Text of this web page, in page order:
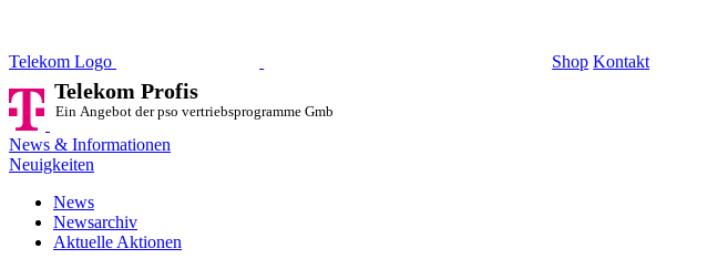
Telekom Logo Shop Kontakt
Telekom Profis
Ein Angebot der pso vertriebsprogramme GmbH
News & Informationen
Neuigkeiten
News
Newsarchiv
Aktuelle Aktionen